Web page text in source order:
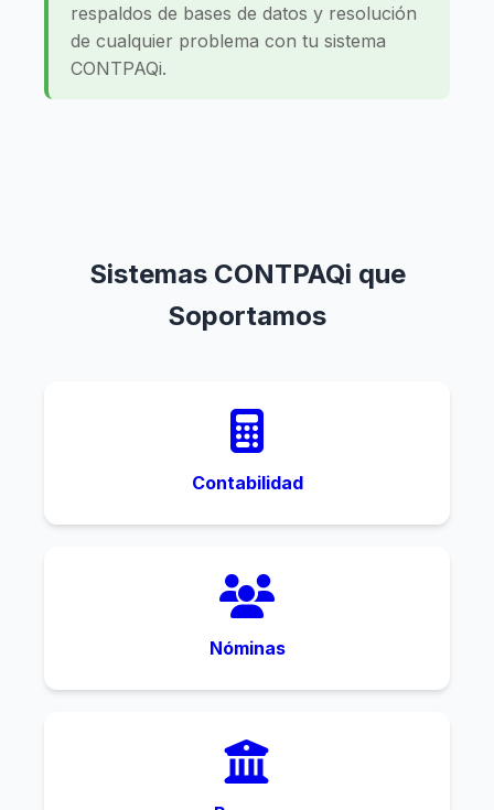
respaldos de bases de datos y resolución
de cualquier problema con tu sistema
CONTPAQi.
Sistemas CONTPAQi que
Soportamos
Contabilidad
Nóminas